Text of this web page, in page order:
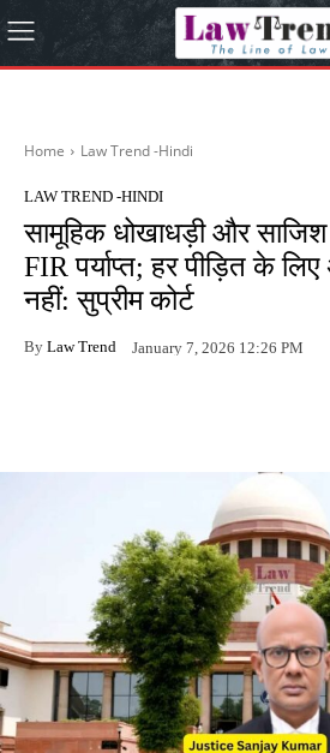
Home Law Trend -Hindi
LAW TREND -HINDI
सामूहिक धोखाधड़ी और
FIR पर्याप्त; हर पीड़ित के
नहीं: सुप्रीम कोर्ट
By Law Trend January 7, 2026 12:26 PM